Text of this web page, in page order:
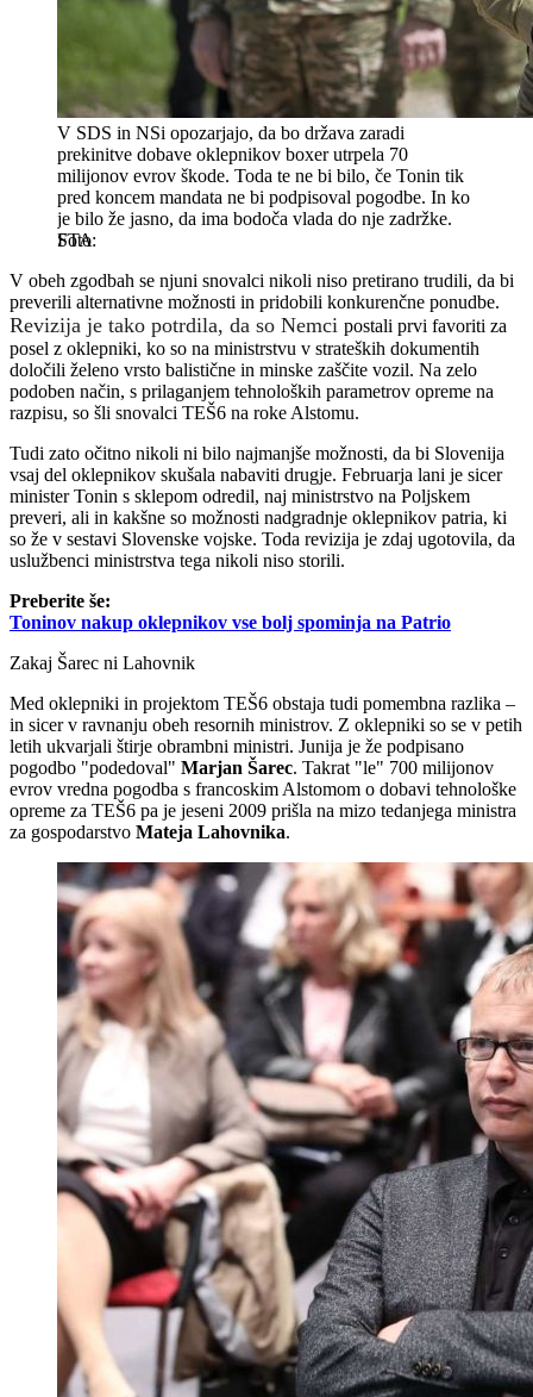
V SDS in NSi opozarjajo, da bo država zaradi
prekinitve dobave oklepnikov boxer utrpela 70
milijonov evrov škode. Toda te ne bi bilo, če Tonin tik
pred koncem mandata ne bi podpisoval pogodbe. In ko
je bilo že jasno, da ima bodoča vlada do nje zadržke.
STA
V obeh zgodbah se njuni snovalci nikoli niso pretirano trudili, da bi
preverili alternativne možnosti in pridobili konkurenčne ponudbe.
Revizija je tako potrdila, da so Nemci postali prvi favoriti za
posel z oklepniki, ko so na ministrstvu v strateških dokumentih
določili želeno vrsto balistične in minske zaščite vozil. Na zelo
podoben način, s prilaganjem tehnoloških parametrov opreme na
razpisu, so šli snovalci TEŠ6 na roke Alstomu.
Tudi zato očitno nikoli ni bilo najmanjše možnosti, da bi Slovenija
vsaj del oklepnikov skušala nabaviti drugje. Februarja lani je sicer
minister Tonin s sklepom odredil, naj ministrstvo na Poljskem
preveri, ali in kakšne so možnosti nadgradnje oklepnikov patria, ki
so že v sestavi Slovenske vojske. Toda revizija je zdaj ugotovila, da
uslužbenci ministrstva tega nikoli niso storili.
Preberite še:
Toninov nakup oklepnikov vse bolj spominja na Patrio
Zakaj Šarec ni Lahovnik
Med oklepniki in projektom TEŠ6 obstaja tudi pomembna razlika –
in sicer v ravnanju obeh resornih ministrov. Z oklepniki so se v petih
letih ukvarjali štirje obrambni ministri. Junija je že podpisano
pogodbo "podedoval" Marjan Šarec. Takrat "le" 700 milijonov
evrov vredna pogodba s francoskim Alstomom o dobavi tehnološke
opreme za TEŠ6 pa je jeseni 2009 prišla na mizo tedanjega ministra
za gospodarstvo Mateja Lahovnika.